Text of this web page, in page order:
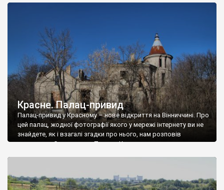
Красне. Палац-привид
Палац-привид у Красному – нове відкриття на Вінниччині. Про
цей палац, жодної фотографії якого у мережі інтернету ви не
знайдете, як і взагалі згадки про нього, нам розповів
мешканець Самгородка. Палац у Красному вразив не лише